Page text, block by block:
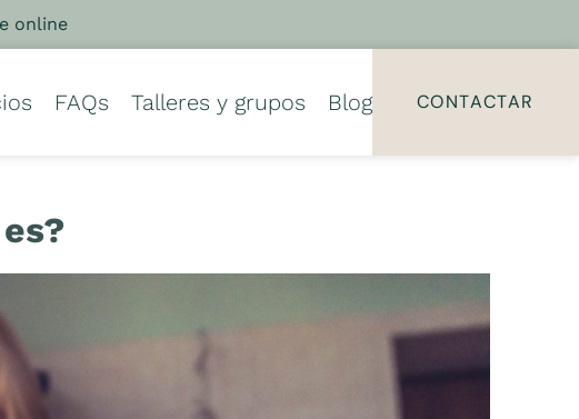
online
FAQs Talleres y grupos Blog CONTACTAR